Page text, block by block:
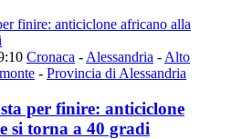
Cronaca - Alessandria - Alto
- Provincia di Alessandria
per finire: anticiclone
si torna a 40 gradi